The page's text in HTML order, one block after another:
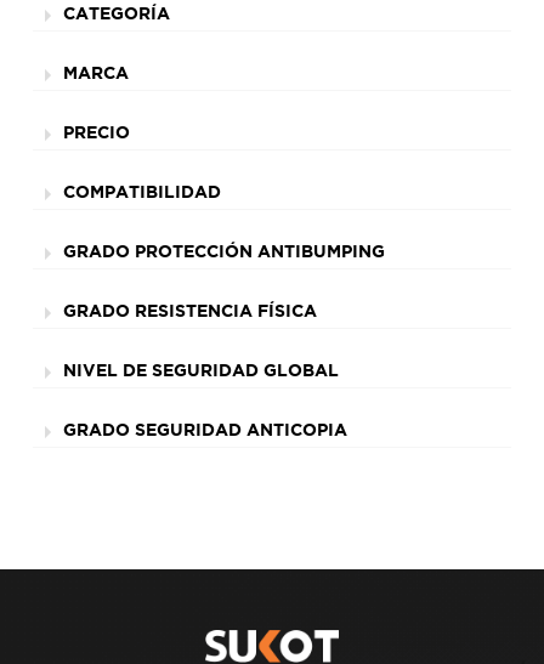
CATEGORÍA
MARCA
PRECIO
COMPATIBILIDAD
GRADO PROTECCIÓN ANTIBUMPING
GRADO RESISTENCIA FÍSICA
NIVEL DE SEGURIDAD GLOBAL
GRADO SEGURIDAD ANTICOPIA